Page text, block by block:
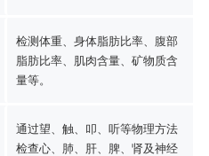
检测体重、身体脂肪比率、腹部
脂肪比率、肌肉含量、矿物质含
量等。
通过望、触、叩、听等物理方法
检查心、肺、肝、脾、肾及神经